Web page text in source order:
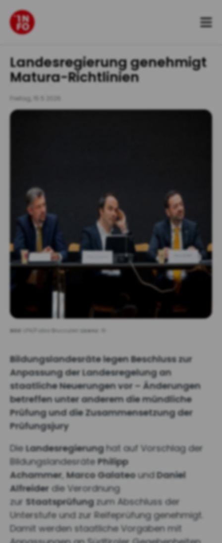
Zum
Inhalt
springen
Landesregierung genehmigt
Matura-Richtlinien
Freitag, 15.5.2026
Bild: LPA/Fabio Brucculeri Lizenz:
Bildungslandesräte legen Beschluss zur
Anpassung der Landesregelung an
staatliche Neuerungen vor – Änderungen
betreffen unter anderem die mündliche
Prüfung und die Zusammensetzung der
Prüfungsjury
DieLandesregierunghat auf Vorschlag der
BildungslandesrätePhilipp
Achammer ,Marco GalateoundDaniel
Alfreider die Verordnung
zur Staatsprüfung zum Abschluss der
Unterstufe und zur Reifeprüfung genehmigt.
Damit werden staatliche Vorgaben mit